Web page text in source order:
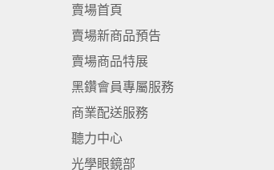
賣場首頁
賣場新商品預告
賣場商品特展
黑鑽會員專屬服務
商業配送服務
聽力中心
光學眼鏡部